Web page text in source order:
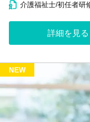
介護福祉士/初任者研
詳細を見る
NEW